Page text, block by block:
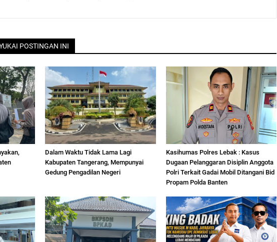
POSTINGAN INI
Dalam Waktu Tidak Lama Lagi
Kabupaten Tangerang, Mempunyai
Gedung Pengadilan Negeri
Kasihumas Polres Lebak : Kasus
Dugaan Pelanggaran Disiplin Anggota
Polri Terkait Gadai Mobil Ditangani Bid
Propam Polda Banten